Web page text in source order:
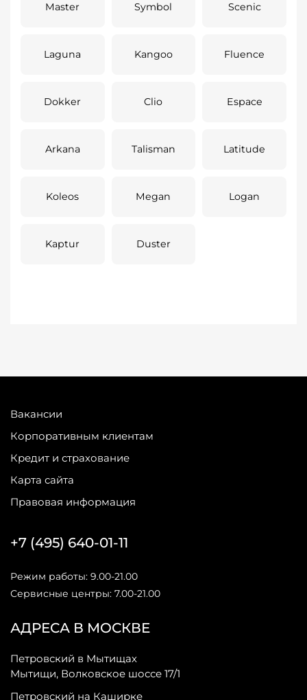
Master Symbol Scenic
Laguna Kangoo Fluence
Dokker Clio Espace
Arkana Talisman Latitude
Koleos Megan Logan
Kaptur Duster
Вакансии
Корпоративным клиентам
Кредит и страхование
Карта сайта
Правовая информация
АДРЕСА В МОСКВЕ
Петровский в Мытищах
Мытищи, Волковское шоссе 17/1
Петровский на Каширке
+7 (495) 640-01-11
Режим работы: 9.00-21.00
Сервисные центры: 7.00-21.00